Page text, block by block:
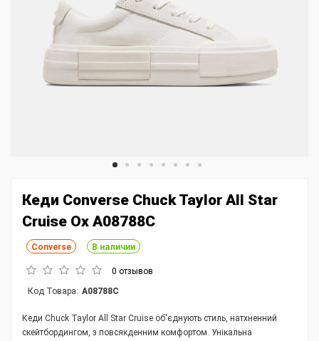
Кеди Converse Chuck Taylor All Star
Cruise Ox A08788C
Converse В наличии
0 отзывов
Код Товара: A08788C
Кеди Chuck Taylor All Star Cruise об'єднують стиль, натхненний
скейтбордингом, з повсякденним комфортом. Унікальна